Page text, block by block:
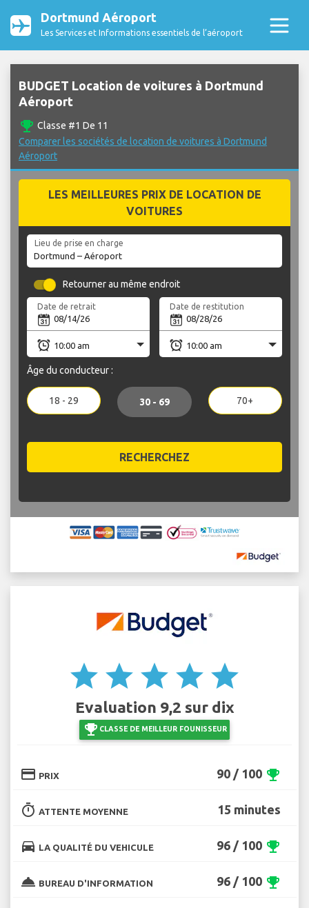
Dortmund Aéroport
Les Services et Informations essentiels de l’aéroport
BUDGET Location de voitures à Dortmund
Aéroport
emoji_events Classe #1 De 11
Comparer les sociétés de location de voitures à Dortmund
Aéroport
LES MEILLEURES PRIX DE LOCATION DE
VOITURES
Lieu de prise en charge
Retourner au même endroit
Date de retrait Date de restitution
Âge du conducteur :
18 - 29 30 - 69 70+
RECHERCHEZ
star star star star star
Evaluation 9,2 sur dix
emoji_events CLASSE DE MEILLEUR FOUNISSEUR
credit_card PRIX 90 / 100 emoji_events
timer ATTENTE MOYENNE 15 minutes
directions_car LA QUALITÉ DU VEHICULE 96 / 100 emoji_events
room_service BUREAU D'INFORMATION 96 / 100 emoji_events